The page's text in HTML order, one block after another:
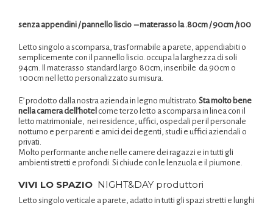
senza appendini / pannello liscio – materasso la .80cm / 90cm /100
Letto singolo a scomparsa, trasformabile a parete, appendiabiti o
semplicemente con il pannello liscio. occupa la larghezza di soli
94cm. Il materasso standard largo 80cm, inseribile da 90cm o
100cm nel letto personalizzato su misura.
E’ prodotto dalla nostra azienda in legno multistrato. Sta molto bene
nella camera dell’hotel come terzo letto a scomparsa in linea con il
letto matrimoniale, nei residence, uffici, ospedali per il personale
notturno e per parenti e amici dei degenti, studi e uffici aziendali o
privati.
Molto performante anche nelle camere dei ragazzi e in tutti gli
ambienti stretti e profondi. Si chiude con le lenzuola e il piumone.
VIVI LO SPAZIO NIGHT&DAY produttori
Letto singolo verticale a parete, adatto in tutti gli spazi stretti e lunghi